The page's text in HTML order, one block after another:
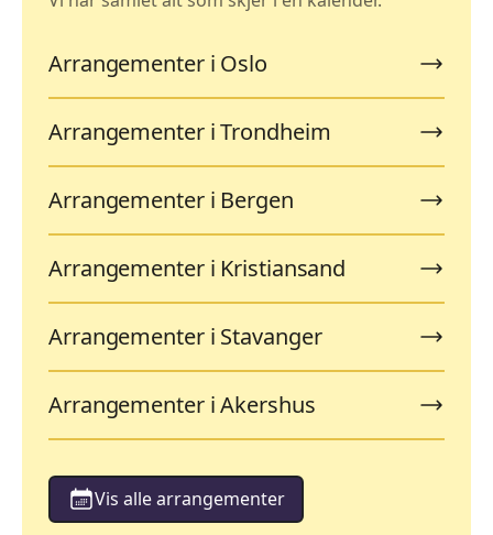
Arrangementer i Oslo
Arrangementer i Trondheim
Arrangementer i Bergen
Arrangementer i Kristiansand
Arrangementer i Stavanger
Arrangementer i Akershus
Vis alle arrangementer